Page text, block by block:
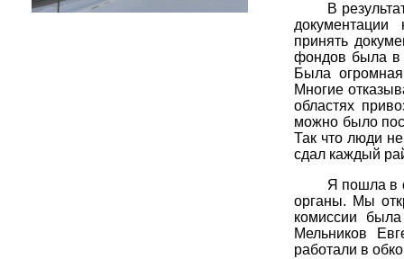
В
документации
принять
фондов была в
Была
Многие
областях
можно было
Так что люди
сдал каждый
Я пошла в
органы. Мы
комиссии
Мельников
работали в